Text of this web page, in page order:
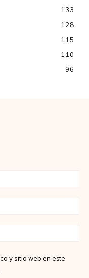
133
128
115
110
96
y sitio web en este